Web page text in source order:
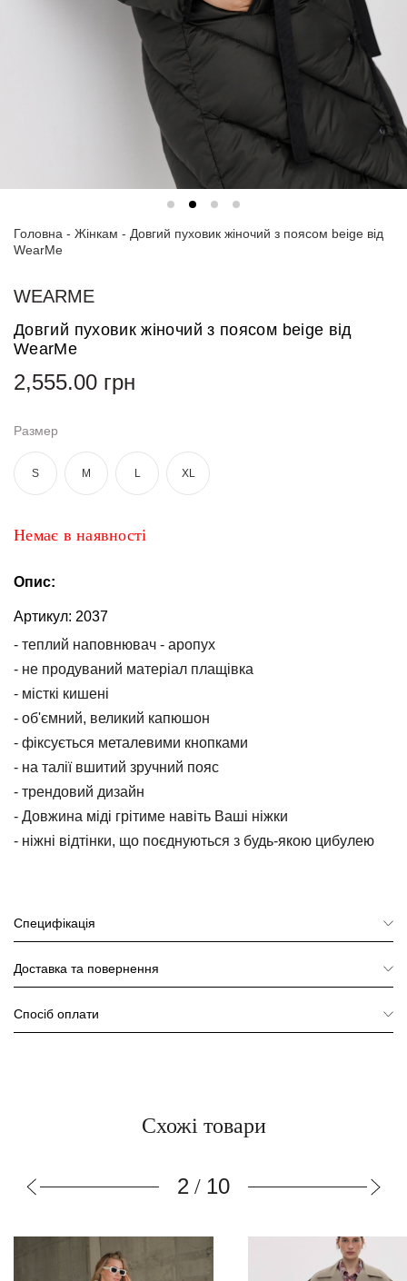
сорочки
Сукні
та
костюми
Футболки
та поло
брюки
Топи
боді
Спідня
Туніки та
комбінезони
Спідниці
Піжами
Головна - Жінкам - Довгий пуховик жіночий з поясом beige від
WearMe
WEARME
Довгий пуховик жіночий з поясом beige від
WearMe
2,555.00 грн
Размер
S M L XL
Немає в наявності
Опис:
Артикул: 2037
- теплий наповнювач - аропух
- не продуваний матеріал плащівка
- місткі кишені
- об'ємний, великий капюшон
- фіксується металевими кнопками
- на талії вшитий зручний пояс
- трендовий дизайн
- Довжина міді грітиме навіть Ваші ніжки
- ніжні відтінки, що поєднуються з будь-якою цибулею
Специфікація
Доставка та повернення
Спосіб оплати
Схожі товари
3 / 10